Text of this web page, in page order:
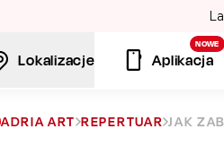
Lokalizacje
NOWE
Aplikacja
ADRIA ART REPERTUAR JAK